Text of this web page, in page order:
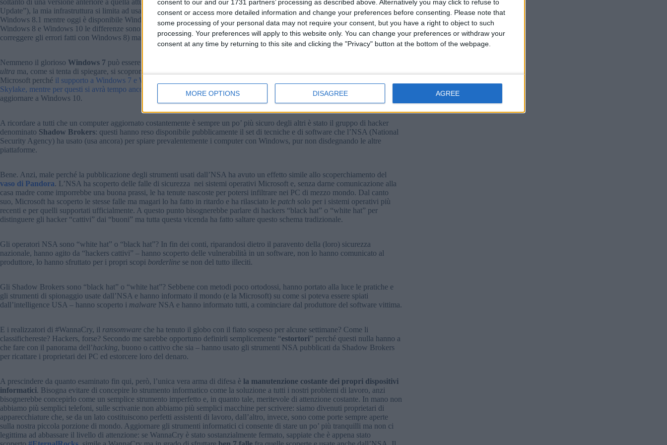
consent to our and our 1731 partners’ processing as described above. Alternatively you may click to refuse to
consent or access more detailed information and change your preferences before consenting.
Please note that
some processing of your personal data may not require your consent, but you have a right to object to such
processing. Your preferences will apply to this website only. You can change your preferences or withdraw your
consent at any time by returning to this site and clicking the "Privacy" button at the bottom of the webpage.
MORE OPTIONS DISAGREE AGREE
soltanto di una versione anteriore a quella attuale. Come dire: oggi Windows 10 è giunto al terzo aggiornamento (“Creators
Update”), la mia infrastruttura si limita ad usare l’aggiornamento precedente (“Anniversary Update”); al contrario, usare
Windows 8.1 mentre oggi è disponibile Windows 10 con “Creators Update”, è del tutto inutile oltre che non
. Infatti, fra
Windows 8 e Windows 10 le differenze sono abissali e non si limitano solo ad un’interfaccia parzialmente ridisegnata (per
correggere gli errori fatti con Windows 8) ma è proprio il codice interno ad essere diverso.
Nemmeno il glorioso Windows 7 può essere più ritenuto sicuro in ambienti di lavoro oggi. All’epoca era davvero il
ultra ma, come si tenta di spiegare, si scoprono falle di sicurezza a ritmo frenetico e queste non vengono più corrette da
Microsoft perché il supporto a Windows 7 e Windows 8.1 è già terminato per PC con processori più vecchi della serie Intel
Skylake, mentre per questi si avrà tempo ancora fino al luglio del 2018, con la speranza che molti amministratori si decidano ad
aggiornare a Windows 10.
A ricordare a tutti che un computer aggiornato costantemente è sempre un po’ più sicuro degli altri è stato il gruppo di hacker
denominato Shadow Brokers: questi hanno reso disponibile pubblicamente il set di tecniche e di software che l’NSA (National
Security Agency) ha usato (usa ancora) per spiare prevalentemente i computer con Windows, pur non disdegnando le altre
piattaforme.
Bene. Anzi, male perché la pubblicazione degli strumenti usati dall’NSA ha avuto un effetto simile allo scoperchiamento del
vaso di Pandora. L’NSA ha scoperto delle falle di sicurezza nei sistemi operativi Microsoft e, senza darne comunicazione alla
casa madre come imporrebbe una buona prassi, le ha tenute nascoste per potersi infiltrare nei PC di mezzo mondo. Dal canto
suo, Microsoft ha scoperto le stesse falle ma magari lo ha fatto in ritardo e ha rilasciato le patch solo per i sistemi operativi più
recenti e per quelli supportati ufficialmente. A questo punto bisognerebbe parlare di hackers “black hat” o “white hat” per
distinguere gli hacker “cattivi” dai “buoni” ma tutta questa vicenda ha fatto saltare questo schema tradizionale.
Gli operatori NSA sono “white hat” o “black hat”? In fin dei conti, riparandosi dietro il paravento della (loro) sicurezza
nazionale, hanno agito da “hackers cattivi” – hanno scoperto delle vulnerabilità in un software, non lo hanno comunicato al
produttore, lo hanno sfruttato per i propri scopi borderline se non del tutto illeciti.
Gli Shadow Brokers sono “black hat” o “white hat”? Sebbene con metodi poco ortodossi, hanno portato alla luce le pratiche e
gli strumenti di spionaggio usate dall’NSA e hanno informato il mondo (e la Microsoft) su come si poteva essere spiati
dall’intelligence USA – hanno scoperto i malware NSA e hanno informato tutti, a cominciare dal produttore del software vittima.
E i realizzatori di #WannaCry, il ransomware che ha tenuto il globo con il fiato sospeso per alcune settimane? Come li
classifichereste? Hackers, forse? Secondo me sarebbe opportuno definirli semplicemente “estortori” perché questi nulla hanno a
che fare con il panorama dell’hacking, buono o cattivo che sia – hanno usato gli strumenti NSA pubblicati da Shadow Brokers
per ricattare i proprietari dei PC ed estorcere loro del denaro.
A prescindere da quanto esaminato fin qui, però, l’unica vera arma di difesa è la manutenzione costante dei propri dispositivi
informatici. Bisogna evitare di concepire lo strumento informatico come la soluzione a tutti i nostri problemi di lavoro, anzi
bisognerebbe concepirlo come un semplice strumento imperfetto e, in quanto tale, meritevole di attenzione costante. In mano non
abbiamo più semplici telefoni, sulle scrivanie non abbiamo più semplici macchine per scrivere: siamo divenuti proprietari di
apparecchiature che, se da un lato costituiscono perfetti assistenti di lavoro, dall’altro, invece, sono come porte sempre aperte
sulla nostra piccola porzione di mondo. Aggiornare gli strumenti informatici ci consente di stare un po’ più tranquilli ma non ci
legittima ad abbassare il livello di attenzione: se WannaCry è stato sostanzialmente fermato, sappiate che è appena stato